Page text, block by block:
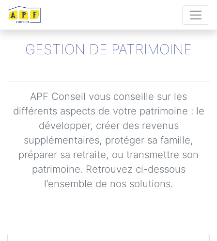
GESTION DE PATRIMOINE
APF Conseil vous conseille sur les
différents aspects de votre patrimoine : le
développer, créer des revenus
supplémentaires, protéger sa famille,
préparer sa retraite, ou transmettre son
patrimoine. Retrouvez ci-dessous
l’ensemble de nos solutions.